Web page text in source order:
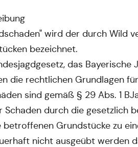
wird der durch Wild
bezeichnet.
das
die rechtlichen Grundlagen
sind gemäß § 29 Abs. 1
Schaden durch die gesetzlich
betroffenen Grundstücke zu
nicht ausgeübt werden